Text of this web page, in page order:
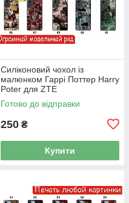
Силіконовий чохол із
малюнком Гаррі Поттер Harry
Poter для ZTE
Готово до відправки
250 ₴
Купити